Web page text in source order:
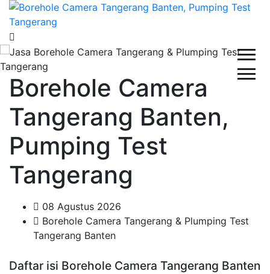
Borehole Camera
Tangerang Banten,
Pumping Test
Tangerang
08 Agustus 2026
Borehole Camera Tangerang & Plumping Test
Tangerang Banten
Daftar isi Borehole Camera Tangerang Banten